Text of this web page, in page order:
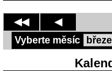
Vyberte měsíc
◀◀ ◀